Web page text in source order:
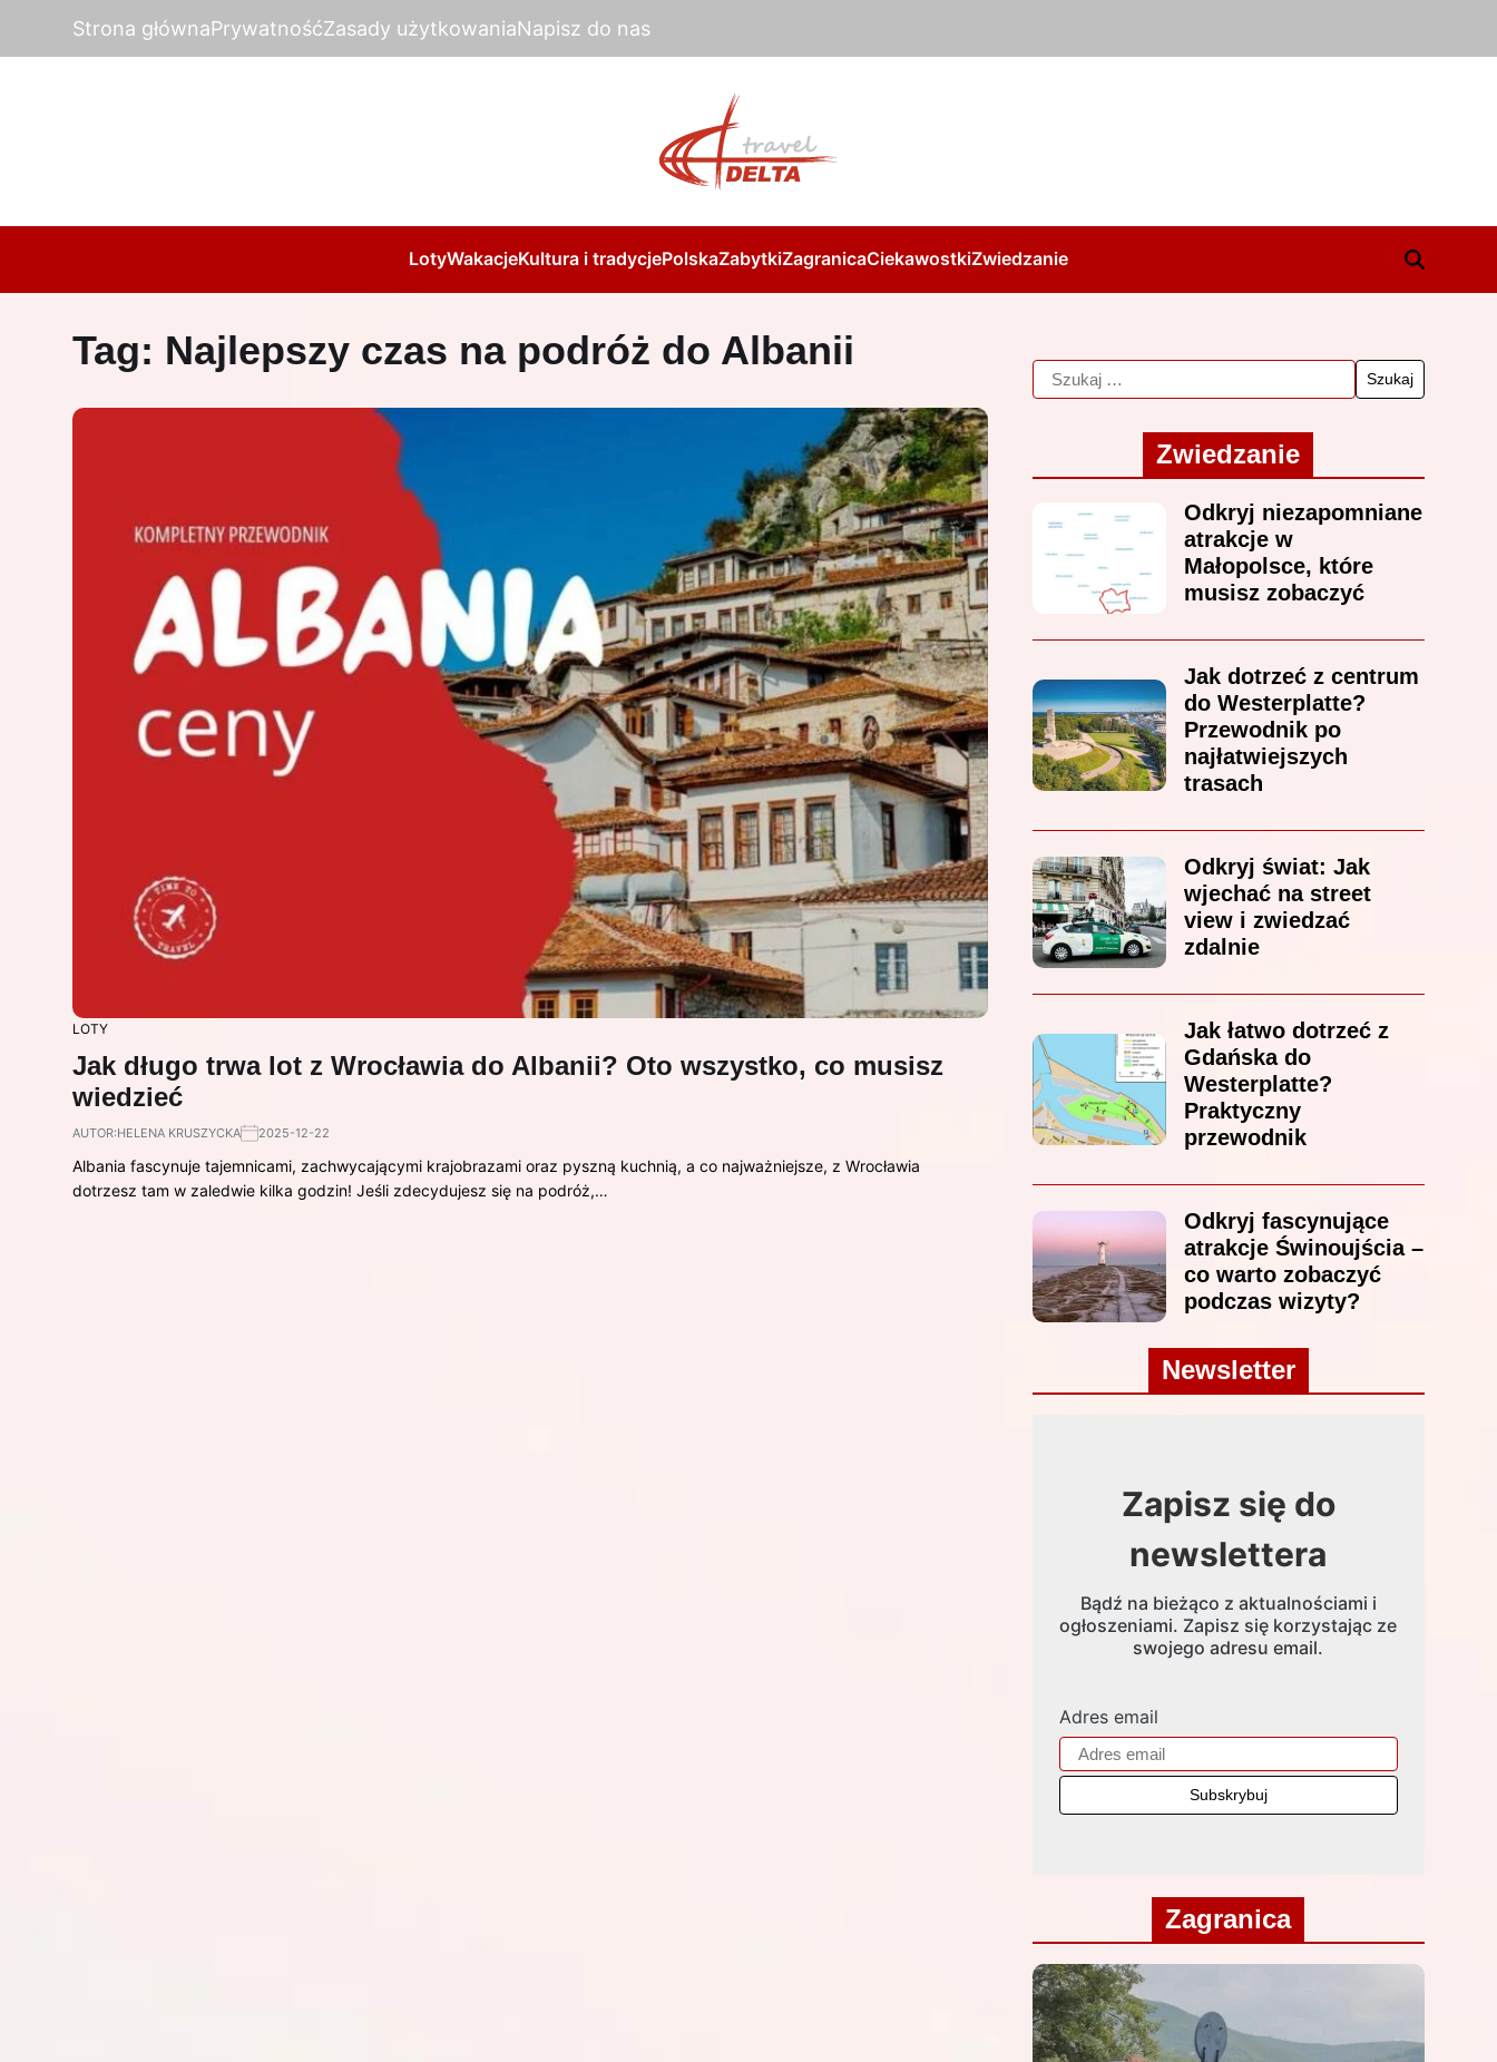
Strona głównaPrywatnośćZasady użytkowaniaNapisz do nas
LotyWakacjeKultura i tradycjePolskaZabytkiZagranicaCiekawostkiZwiedzanie
Tag: Najlepszy czas na podróż do Albanii
LOTY
Jak długo trwa lot z Wrocławia do Albanii? Oto wszystko, co musisz
wiedzieć
AUTOR:HELENA KRUSZYCKA 2025-12-22
Albania fascynuje tajemnicami, zachwycającymi krajobrazami oraz pyszną kuchnią, a co najważniejsze, z Wrocławia
dotrzesz tam w zaledwie kilka godzin! Jeśli zdecydujesz się na podróż,…
Zwiedzanie
Odkryj niezapomniane
atrakcje w
Małopolsce, które
musisz zobaczyć
Jak dotrzeć z centrum
do Westerplatte?
Przewodnik po
najłatwiejszych
trasach
Odkryj świat: Jak
wjechać na street
view i zwiedzać
zdalnie
Jak łatwo dotrzeć z
Gdańska do
Westerplatte?
Praktyczny
przewodnik
Odkryj fascynujące
atrakcje Świnoujścia –
co warto zobaczyć
podczas wizyty?
Newsletter
Zapisz się do
newslettera
Bądź na bieżąco z aktualnościami i
ogłoszeniami. Zapisz się korzystając ze
swojego adresu email.
Adres email
Zagranica